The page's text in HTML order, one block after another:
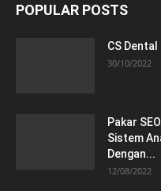
POPULAR POSTS
CS Dental
30/10/2022
Pakar
Sistem
Dengan...
12/08/2022